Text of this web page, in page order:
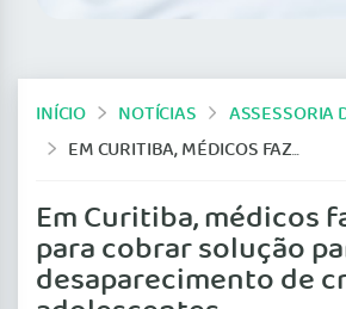
INÍCIO NOTÍCIAS
ASSESSORIA
EM CURITIBA, MÉDICOS FAZEM ATO PARA COBRAR SOLUÇÃO PARA DESAPARECIMENTO DE CRIANÇAS E ADOLESCENTES
Em Curitiba, médicos
para cobrar solução
desaparecimento de